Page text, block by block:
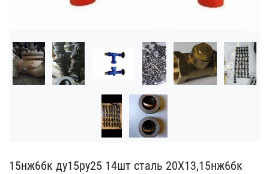
15нж6бк ду15ру25 14шт ст​аль 20Х13,15нж6бк